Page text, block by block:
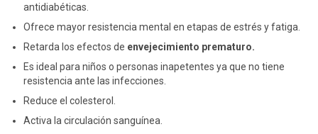
antidiabéticas.
Ofrece mayor resistencia mental en etapas de estrés y fatiga.
Retarda los efectos de envejecimiento prematuro.
Es ideal para niños o personas inapetentes ya que no tiene
resistencia ante las infecciones.
Reduce el colesterol.
Activa la circulación sanguínea.